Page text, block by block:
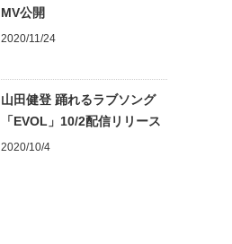
MV公開
2020/11/24
山田健登 踊れるラブソング
「EVOL」10/2配信リリース
2020/10/4